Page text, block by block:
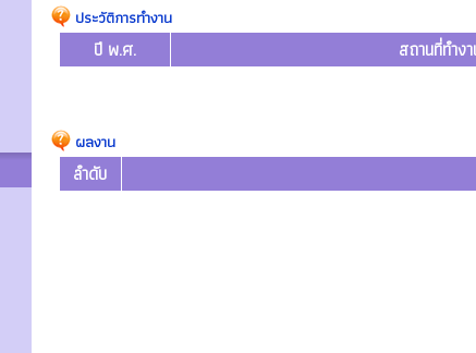
ประวัติการทำงาน
ปี พ.ศ. สถานที่ทำง
ผลงาน
ลำดับ